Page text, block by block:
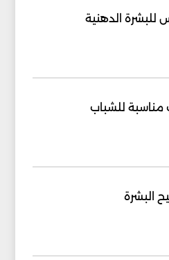
الدهنية
البشرة